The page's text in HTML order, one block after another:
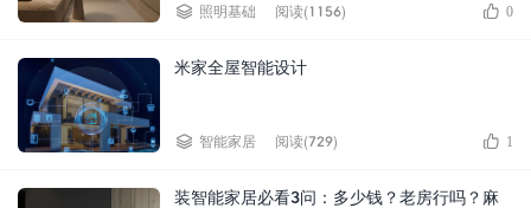
 照明基础 阅读(1156)  0
米家全屋智能设计
 智能家居 阅读(729)  1
装智能家居必看3问：多少钱？老房行吗？麻